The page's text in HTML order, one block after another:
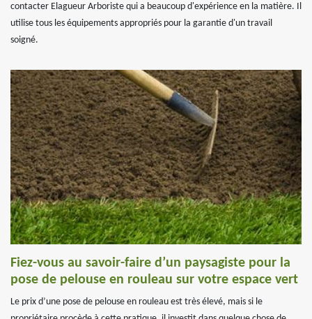
contacter Elagueur Arboriste qui a beaucoup d'expérience en la matière. Il
utilise tous les équipements appropriés pour la garantie d'un travail
soigné.
Fiez-vous au savoir-faire d’un paysagiste pour la
pose de pelouse en rouleau sur votre espace vert
Le prix d’une pose de pelouse en rouleau est très élevé, mais si le